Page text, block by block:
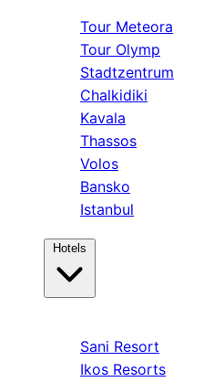
Tour Meteora
Tour Olymp
Stadtzentrum
Chalkidiki
Kavala
Thassos
Volos
Bansko
Istanbul
Sani Resort
Ikos Resorts